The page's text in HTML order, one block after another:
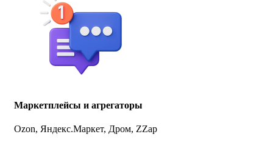
Маркетплейсы и агрегаторы
Ozon, Яндекс.Маркет, Дром, ZZap